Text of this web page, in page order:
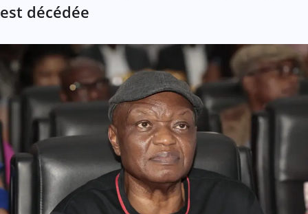
est décédée